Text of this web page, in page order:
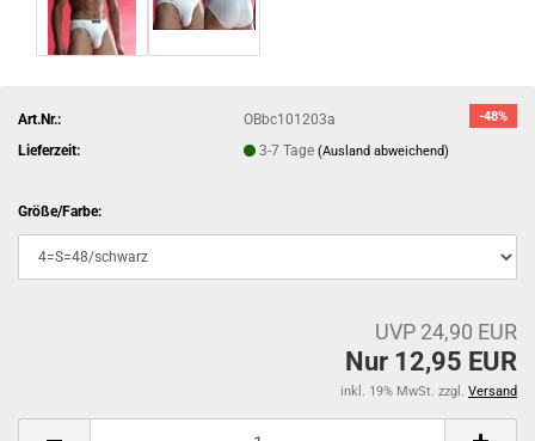
-48%
Art.Nr.:
OBbc101203a
Lieferzeit:
3-7 Tage(Ausland abweichend)
Größe/Farbe:
UVP 24,90 EUR
Nur 12,95 EUR
inkl. 19% MwSt. zzgl. Versand